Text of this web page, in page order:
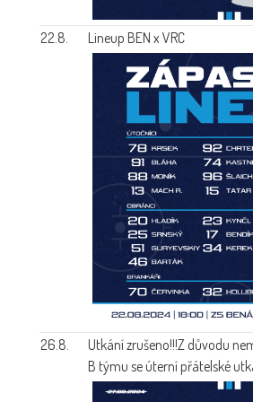
22.8. Lineup BEN x VRC
26.8. Utkání zrušeno!!!Z důvodu
B týmu se úterní přátelské